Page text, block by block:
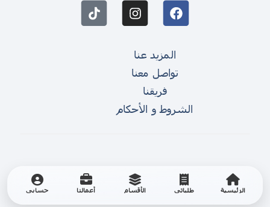
الرئيسية طلباتي الأقسام أعمالنا حسابي
المزيد عنا
تواصل معنا
فريقنا
الشروط و الأحكام